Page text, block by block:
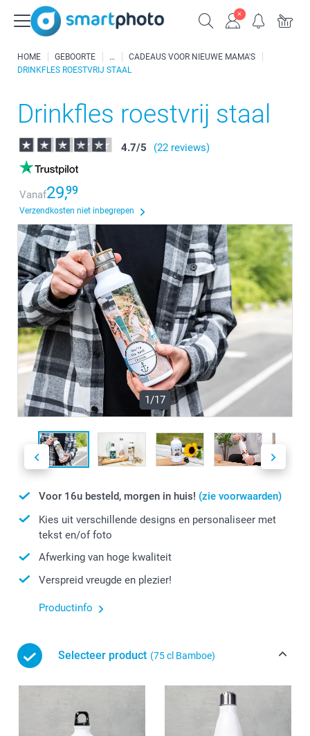
HOME GEBOORTE
CADEAUS VOOR NIEUWE MAMA'S
DRINKFLES ROESTVRIJ STAAL
Drinkfles roestvrij staal
4.7/5 (22 reviews)
Vanaf29,99
Verzendkosten niet inbegrepen
1/17
Voor 16u besteld, morgen in huis! (zie voorwaarden)
Kies uit verschillende designs en personaliseer met
tekst en/of foto
Afwerking van hoge kwaliteit
Verspreid vreugde en plezier!
Productinfo
Selecteer product (75 cl Bamboe)